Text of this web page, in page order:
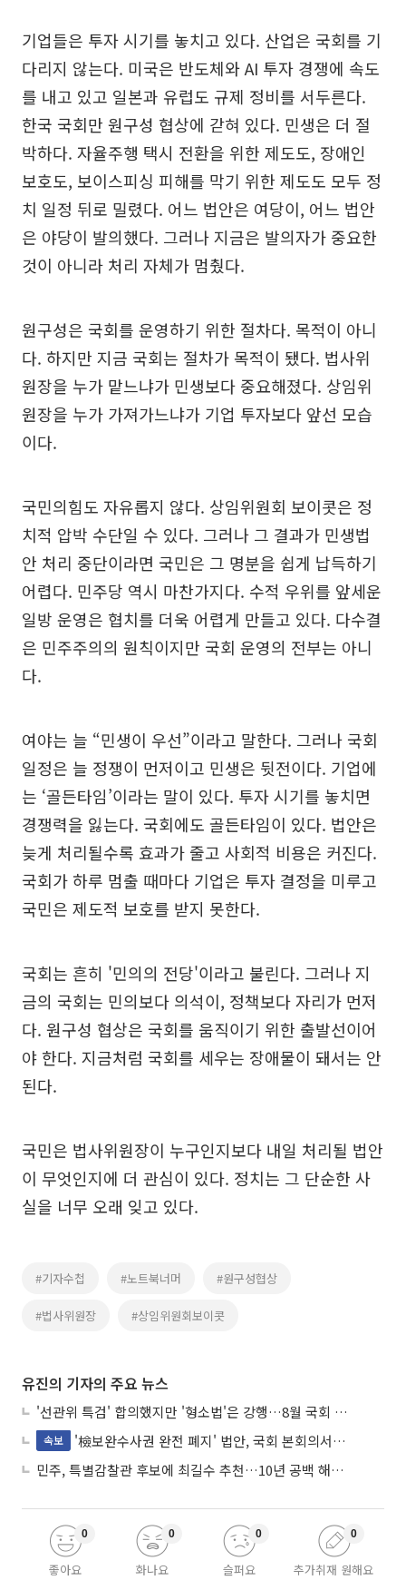
기업들은 투자 시기를 놓치고 있다. 산업은 국회를 기
다리지 않는다. 미국은 반도체와 AI 투자 경쟁에 속도
를 내고 있고 일본과 유럽도 규제 정비를 서두른다.
한국 국회만 원구성 협상에 갇혀 있다. 민생은 더 절
박하다. 자율주행 택시 전환을 위한 제도도, 장애인
보호도, 보이스피싱 피해를 막기 위한 제도도 모두 정
치 일정 뒤로 밀렸다. 어느 법안은 여당이, 어느 법안
은 야당이 발의했다. 그러나 지금은 발의자가 중요한
것이 아니라 처리 자체가 멈췄다.
원구성은 국회를 운영하기 위한 절차다. 목적이 아니
다. 하지만 지금 국회는 절차가 목적이 됐다. 법사위
원장을 누가 맡느냐가 민생보다 중요해졌다. 상임위
원장을 누가 가져가느냐가 기업 투자보다 앞선 모습
이다.
국민의힘도 자유롭지 않다. 상임위원회 보이콧은 정
치적 압박 수단일 수 있다. 그러나 그 결과가 민생법
안 처리 중단이라면 국민은 그 명분을 쉽게 납득하기
어렵다. 민주당 역시 마찬가지다. 수적 우위를 앞세운
일방 운영은 협치를 더욱 어렵게 만들고 있다. 다수결
은 민주주의의 원칙이지만 국회 운영의 전부는 아니
다.
여야는 늘 “민생이 우선”이라고 말한다. 그러나 국회
일정은 늘 정쟁이 먼저이고 민생은 뒷전이다. 기업에
는 ‘골든타임’이라는 말이 있다. 투자 시기를 놓치면
경쟁력을 잃는다. 국회에도 골든타임이 있다. 법안은
늦게 처리될수록 효과가 줄고 사회적 비용은 커진다.
국회가 하루 멈출 때마다 기업은 투자 결정을 미루고
국민은 제도적 보호를 받지 못한다.
국회는 흔히 '민의의 전당'이라고 불린다. 그러나 지
금의 국회는 민의보다 의석이, 정책보다 자리가 먼저
다. 원구성 협상은 국회를 움직이기 위한 출발선이어
야 한다. 지금처럼 국회를 세우는 장애물이 돼서는 안
된다.
국민은 법사위원장이 누구인지보다 내일 처리될 법안
이 무엇인지에 더 관심이 있다. 정치는 그 단순한 사
실을 너무 오래 잊고 있다.
#기자수첩 #노트북너머 #원구성협상
#법사위원장 #상임위원회보이콧
유진의 기자의 주요 뉴스
'선관위 특검' 합의했지만 '형소법'은 강행…8월 국회 '입법 2차전' 예고
속보
'檢보완수사권 완전 폐지' 법안, 국회 본회의서 민주당 주도 통과
민주, 특별감찰관 후보에 최길수 추천…10년 공백 해소 속도
좋아요
0
화나요
0
슬퍼요
0
추가취재 원해요
0